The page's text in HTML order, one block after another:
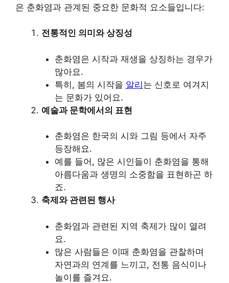
은 춘화염과 관계된 중요한 문화적 요소들입니다:
전통적인 의미와 상징성
춘화염은 시작과 재생을 상징하는 경우가
많아요.
특히, 봄의 시작을 알리는 신호로 여겨지
는 문화가 있어요.
예술과 문학에서의 표현
춘화염은 한국의 시와 그림 등에서 자주
등장해요.
예를 들어, 많은 시인들이 춘화염을 통해
아름다움과 생명의 소중함을 표현하곤 하
죠.
축제와 관련된 행사
춘화염과 관련된 지역 축제가 많이 열려
요.
많은 사람들은 이때 춘화염을 관찰하며
자연과의 연계를 느끼고, 전통 음식이나
놀이를 즐겨요.